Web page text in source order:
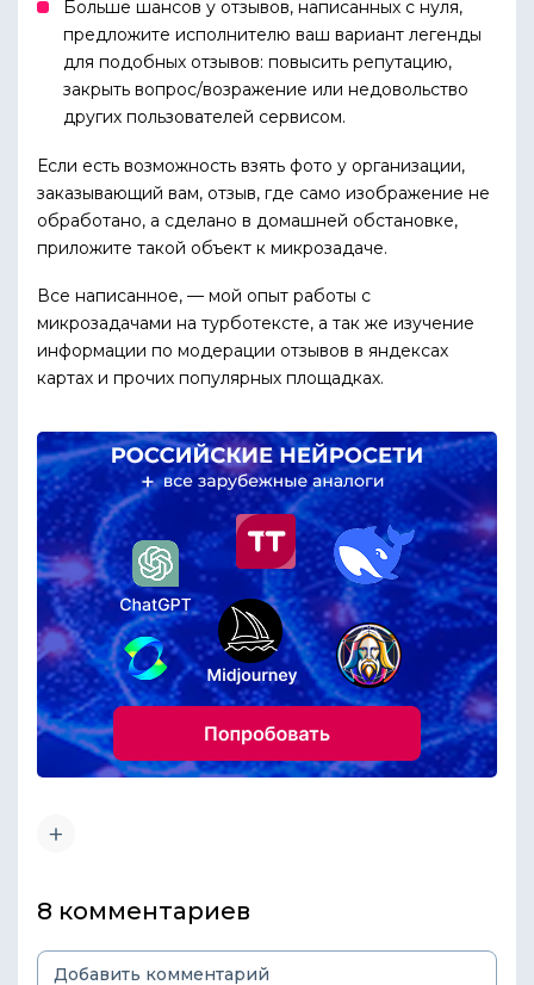
Больше шансов у отзывов, написанных с нуля,
предложите исполнителю ваш вариант легенды
для подобных отзывов: повысить репутацию,
закрыть вопрос/возражение или недовольство
других пользователей сервисом.
Если есть возможность взять фото у организации,
заказывающий вам, отзыв, где само изображение не
обработано, а сделано в домашней обстановке,
приложите такой объект к микрозадаче.
Все написанное, — мой опыт работы с
микрозадачами на турботексте, а так же изучение
информации по модерации отзывов в яндексах
картах и прочих популярных площадках.
8 комментариев